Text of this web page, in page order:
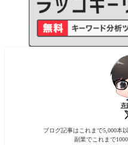
斉
ブログ記事はこれまで5,000本
副業でこれまで